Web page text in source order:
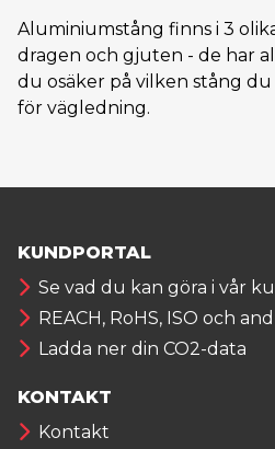
Aluminiumstång finns i 3
dragen och gjuten - de har
du osäker på vilken stång du
för vägledning.
KUNDPORTAL
Se vad du kan göra i vår
REACH, RoHS, ISO och
Ladda ner din CO2-data
KONTAKT
Kontakt